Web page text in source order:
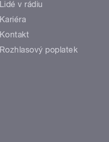
Lidé v rádiu
Kariéra
Kontakt
Rozhlasový poplatek